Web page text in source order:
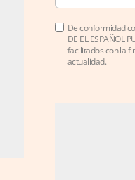
De conformidad
DE EL ESPAÑOL
facilitados con la
actualidad.